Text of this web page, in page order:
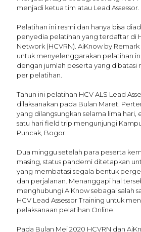
menjadi ketua tim atau Lead Assessor.
Pelatihan ini resmi dan hanya bisa
penyedia pelatihan yang terdaftar di
Network (HCVRN). AiKnow by
untuk menyelenggarakan pelatihan
dengan jumlah peserta yang dibatasi
per pelatihan.
Tahun ini pelatihan HCV ALS Lead
dilaksanakan pada Bulan Maret.
yang dilangsungkan selama lima hari,
satu hari field trip mengunjungi
Puncak, Bogor.
Dua minggu setelah para peserta
masing, status pandemi ditetapkan
yang membatasi segala bentuk
dan perjalanan. Menanggapi hal
menghubungi AiKnow sebagai salah
HCV Lead Assessor Training untuk
pelaksanaan pelatihan Online.
Pada Bulan Mei 2020 HCVRN dan